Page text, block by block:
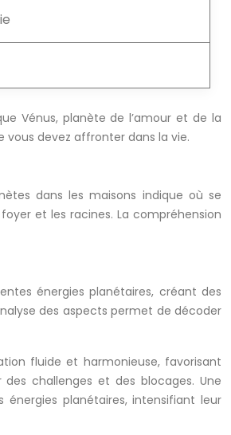
Vénus, planète de l’amour et de la
vous devez affronter dans la vie.
dans les maisons indique où se
et les racines. La compréhension
énergies planétaires, créant des
des aspects permet de décoder
fluide et harmonieuse, favorisant
challenges et des blocages. Une
planétaires, intensifiant leur